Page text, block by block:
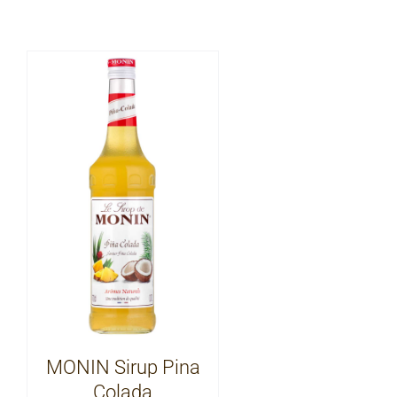
MONIN Sirup Pina
Colada